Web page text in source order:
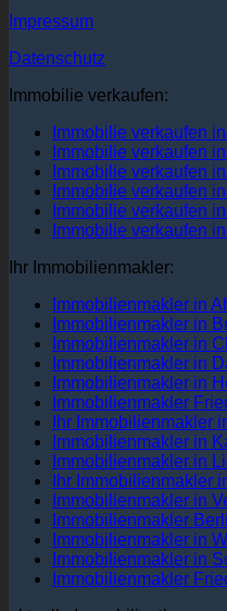
Impressum
Datenschutz
Immobilie verkaufen:
Immobilie verkaufen
Immobilie verkaufen
Immobilie verkaufen
Immobilie verkaufen
Immobilie verkaufen
Immobilie verkaufen
Ihr Immobilienmakler:
Immobilienmakler in
Immobilienmakler in
Immobilienmakler in
Immobilienmakler in
Immobilienmakler in
Immobilienmakler
Ihr Immobilienmakler
Immobilienmakler in
Immobilienmakler in
Ihr Immobilienmakler
Immobilienmakler in
Immobilienmakler
Immobilienmakler in
Immobilienmakler in
Immobilienmakler